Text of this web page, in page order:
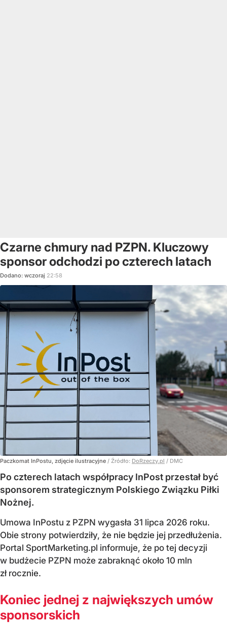
Czarne chmury nad PZPN. Kluczowy
sponsor odchodzi po czterech latach
Dodano: wczoraj 22:58
Paczkomat InPostu, zdjęcie ilustracyjne / Źródło: DoRzeczy.pl / DMC
Po czterech latach współpracy InPost przestał być
sponsorem strategicznym Polskiego Związku Piłki
Nożnej.
Umowa InPostu z PZPN wygasła 31 lipca 2026 roku.
Obie strony potwierdziły, że nie będzie jej przedłużenia.
Portal SportMarketing.pl informuje, że po tej decyzji
w budżecie PZPN może zabraknąć około 10 mln
zł rocznie.
Koniec jednej z największych umów
sponsorskich